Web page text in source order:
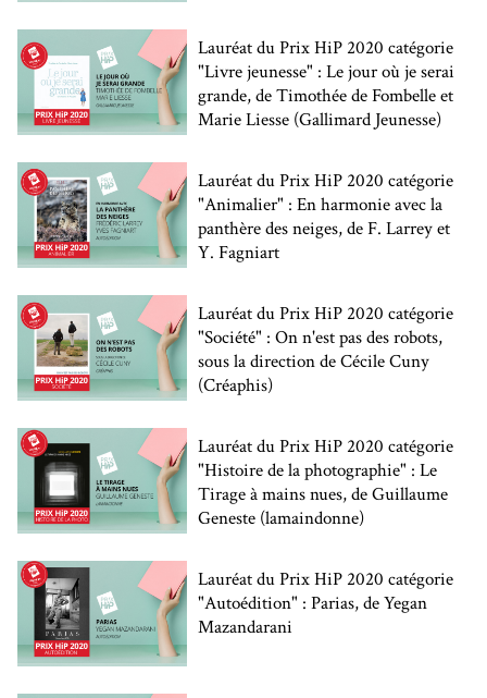
Lauréat du Prix HiP 2020 catégorie
"Livre jeunesse" : Le jour où je serai
grande, de Timothée de Fombelle et
Marie Liesse (Gallimard Jeunesse)
Lauréat du Prix HiP 2020 catégorie
"Animalier" : En harmonie avec la
panthère des neiges, de F. Larrey et
Y. Fagniart
Lauréat du Prix HiP 2020 catégorie
"Société" : On n'est pas des robots,
sous la direction de Cécile Cuny
(Créaphis)
Lauréat du Prix HiP 2020 catégorie
"Histoire de la photographie" : Le
Tirage à mains nues, de Guillaume
Geneste (lamaindonne)
Lauréat du Prix HiP 2020 catégorie
"Autoédition" : Parias, de Yegan
Mazandarani